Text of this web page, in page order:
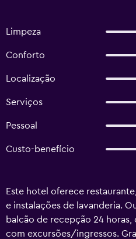
Limpeza
Conforto
Localização
Serviços
Pessoal
Custo-benefício
Este hotel oferece
e instalações de lavanderia.
balcão de recepção 24
com excursões/ingressos.